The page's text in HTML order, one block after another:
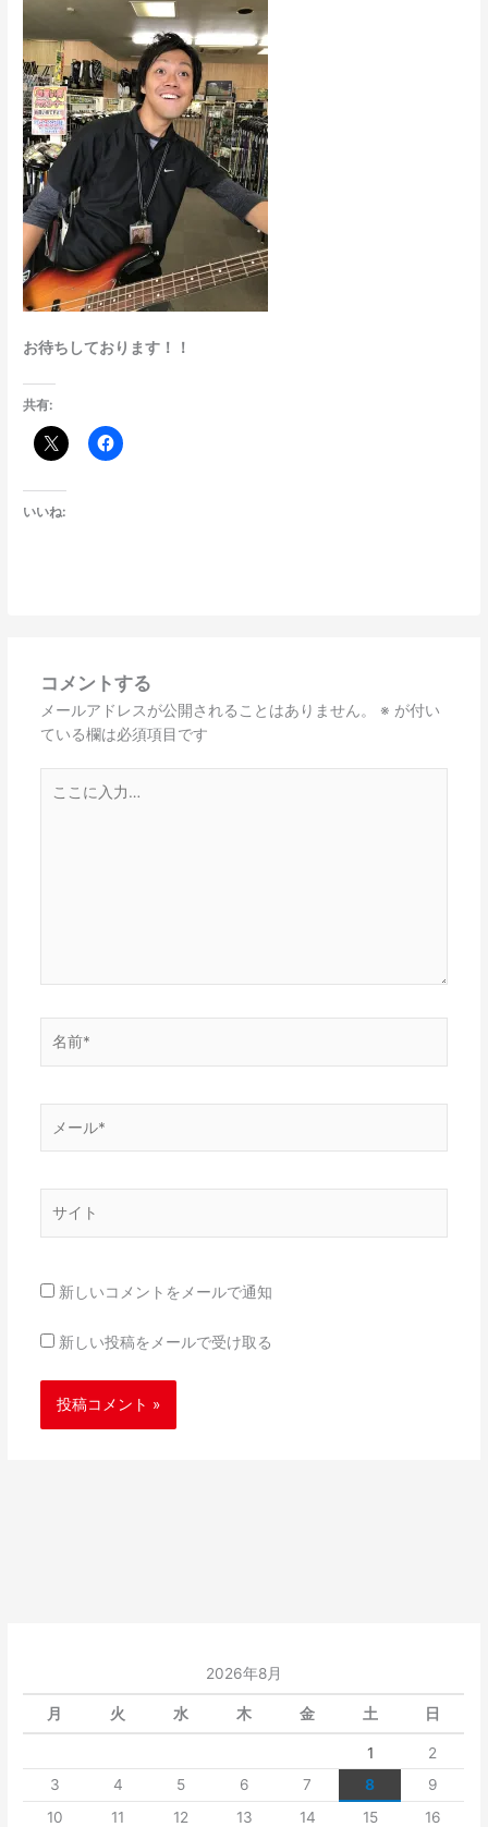
お待ちしております！！
共有:
いいね:
コメントする
メールアドレスが公開されることはありません。 ※ が付い
ている欄は必須項目です
ー
*
新しいコメントをメールで通知
新しい投稿をメールで受け取る
2026年8月
月 火 水 木 金 土 日
1
2
3
4 5 6 7 8
9
10
11 12 13 14 15
16